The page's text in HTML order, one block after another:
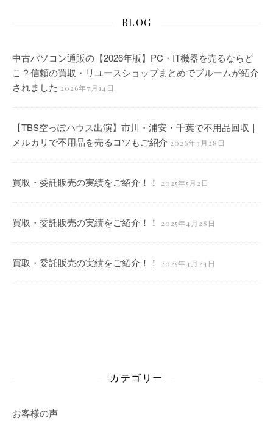
BLOG
中古パソコン通販の【2026年版】PC・IT機器を売るならど
こ？信頼の買取・リユースショップまとめでブルームが紹介
されました 2026年7月14日
【TBS空っぽハウス出演】市川・浦安・千葉で不用品回収｜
メルカリで不用品を売るコツもご紹介 2026年3月28日
買取・委託販売の実績をご紹介！！ 2025年5月2日
買取・委託販売の実績をご紹介！！ 2025年4月28日
買取・委託販売の実績をご紹介！！ 2025年4月24日
カテゴリー
お客様の声